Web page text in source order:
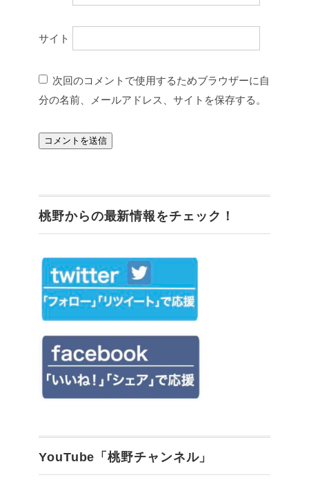
サイト
次回のコメントで使用するためブラウザーに自
分の名前、メールアドレス、サイトを保存する。
桃野からの最新情報をチェック！
YouTube「桃野チャンネル」